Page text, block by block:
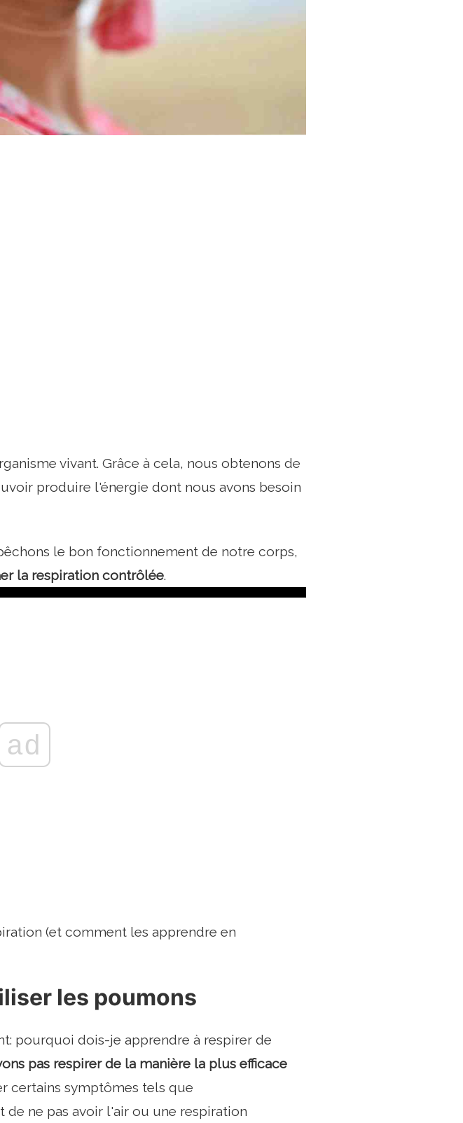
vivant. Grâce à cela, nous obtenons de
produire l'énergie dont nous avons besoin
le bon fonctionnement de notre corps,
la respiration contrôlée.
ad
(et comment les apprendre en
les poumons
pourquoi dois-je apprendre à respirer de
pas respirer de la manière la plus efficace
certains symptômes tels que
ne pas avoir l'air ou une respiration